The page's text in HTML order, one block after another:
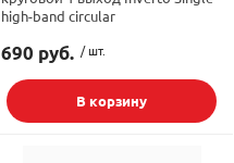
high-band circular
690 руб. / шт.
В корзину